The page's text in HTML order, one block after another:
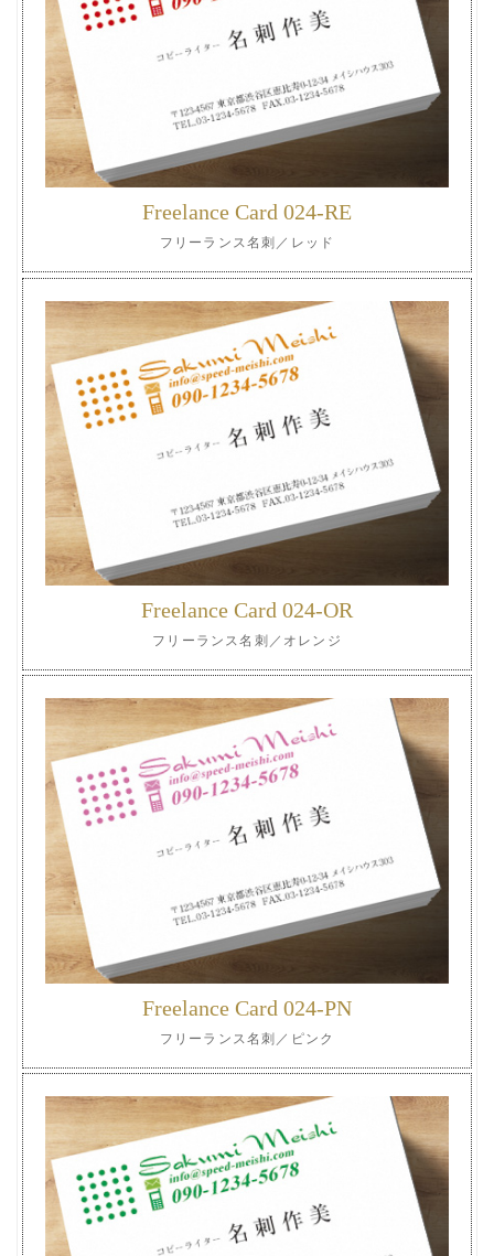
Freelance Card 024-RE
フリーランス名刺／レッド
Freelance Card 024-OR
フリーランス名刺／オレンジ
Freelance Card 024-PN
フリーランス名刺／ピンク